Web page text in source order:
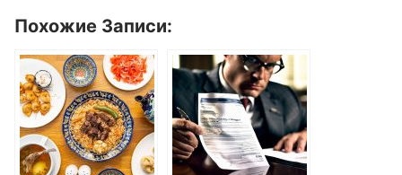
Похожие Записи: